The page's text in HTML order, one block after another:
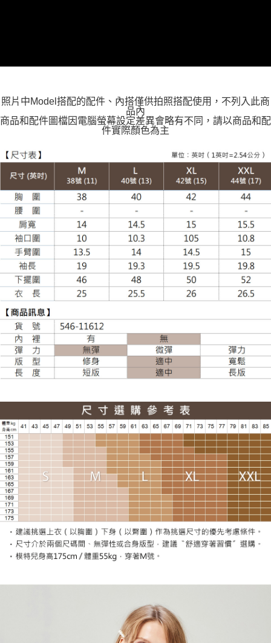
每筆NT$120
照片中Model搭配的配件、內搭僅供拍照搭配使用，不列入此商
品內
商品和配件圖檔因電腦螢幕設定差異會略有不同，請以商品和配
件實際顏色為主